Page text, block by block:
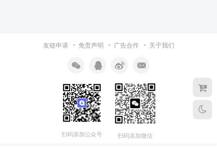
友链申请 免责声明 广告合作 关于我们
扫码添加公众号 扫码添加微信